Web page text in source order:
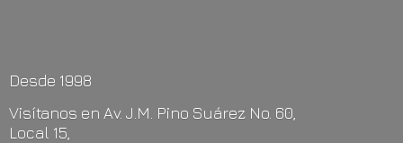
Desde 1998
Visítanos en Av. J.M. Pino Suárez No. 60,
Local 15,